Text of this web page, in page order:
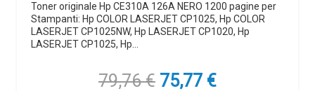
Toner originale Hp CE310A 126A NERO 1200 pagine per
Stampanti: Hp COLOR LASERJET CP1025, Hp COLOR
LASERJET CP1025NW, Hp LASERJET CP1020, Hp
LASERJET CP1025, Hp…
79,76€ Il
75,77 €Il